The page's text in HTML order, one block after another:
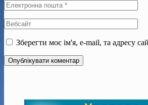
Зберегти моє ім'я, e-mail, та адресу